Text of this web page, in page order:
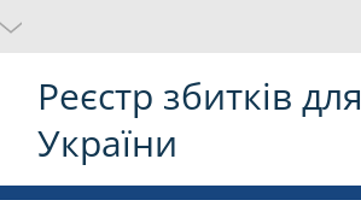
Реєстр збитків для
України